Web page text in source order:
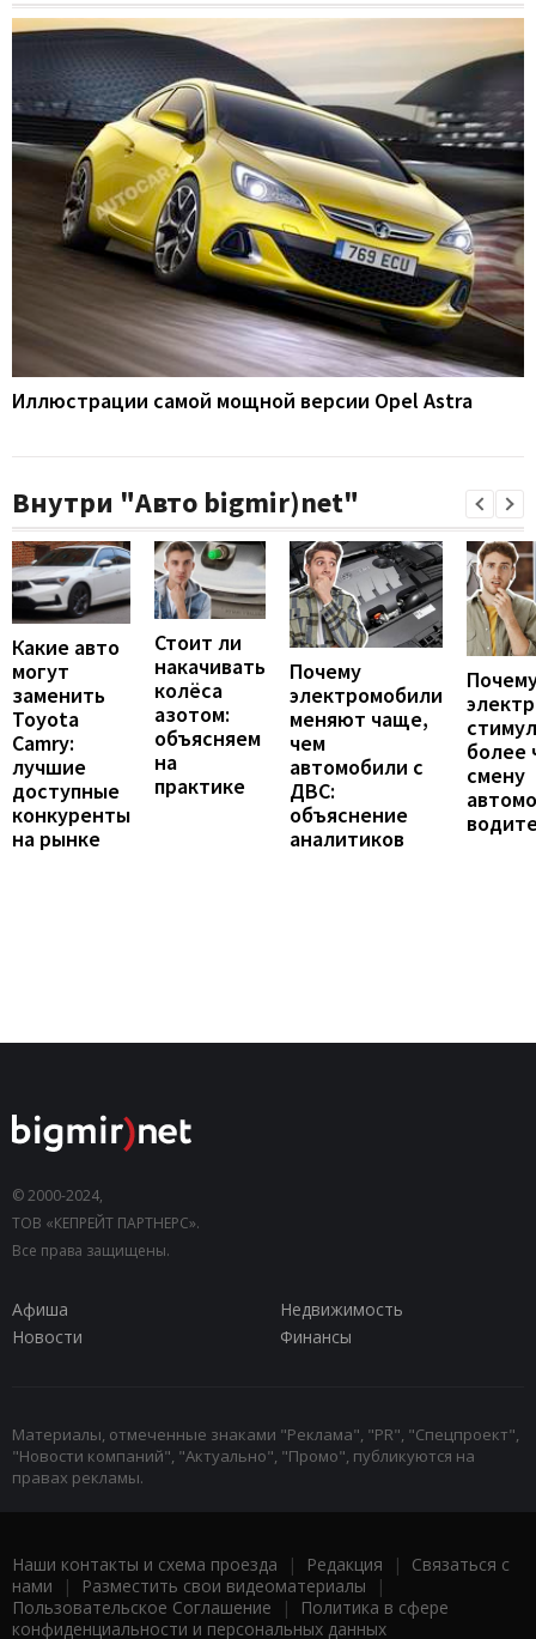
Иллюстрации самой мощной версии Opel Astra
Внутри "Авто bigmir)net"
Какие авто
могут
заменить
Toyota
Camry:
лучшие
доступные
конкуренты
на рынке
Стоит ли
накачивать
колёса
азотом:
объясняем
на
практике
Почему
электромобили
меняют чаще,
чем
автомобили с
ДВС:
объяснение
аналитиков
более
смену
© 2000-2024,
ТОВ «КЕПРЕЙТ ПАРТНЕРС».
Все права защищены.
Афиша
Недвижимость
Новости
Финансы
Материалы, отмеченные знаками "Реклама", "PR", "Спецпроект",
"Новости компаний", "Актуально", "Промо", публикуются на
правах рекламы.
Наши контакты и схема проезда | Редакция | Связаться с
нами | Разместить свои видеоматериалы |
Пользовательское Соглашение |
Политика в сфере
конфиденциальности и персональных данных